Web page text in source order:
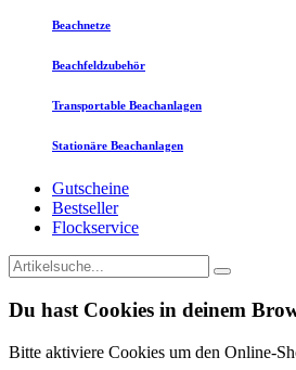
Beachnetze
Beachfeldzubehör
Transportable Beachanlagen
Stationäre Beachanlagen
Gutscheine
Bestseller
Flockservice
Du hast Cookies in deinem
Bitte aktiviere Cookies um den Online-